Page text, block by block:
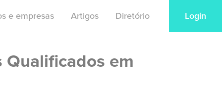
e empresas Artigos Diretório Login
Qualificados em